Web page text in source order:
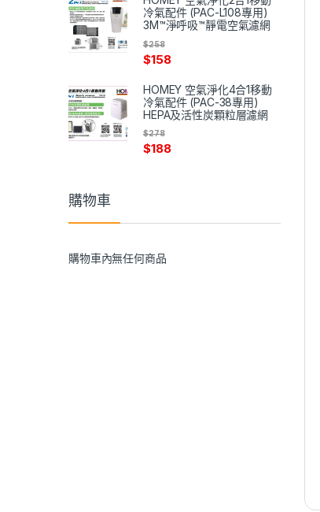
冷氣配件 (PAC-L108專用)
3M™淨呼吸™靜電空氣濾網
$158
$258
HOMEY 空氣淨化4合1移動
冷氣配件 (PAC-38專用)
HEPA及活性炭顆粒層濾網
$188
$278
購物車
購物車內無任何商品